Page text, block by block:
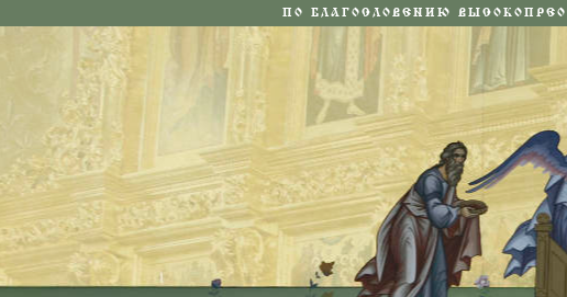
ПО БЛАГОСЛОВЕНИЮ